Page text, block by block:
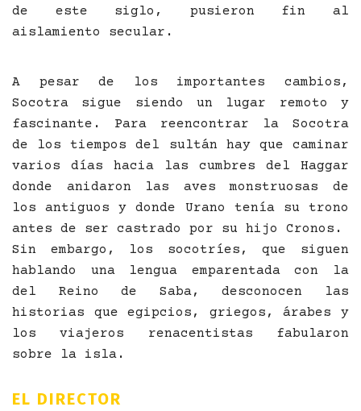
de este siglo, pusieron fin al
aislamiento secular.
A pesar de los importantes cambios,
Socotra sigue siendo un lugar remoto y
fascinante. Para reencontrar la Socotra
de los tiempos del sultán hay que caminar
varios días hacia las cumbres del Haggar
donde anidaron las aves monstruosas de
los antiguos y donde Urano tenía su trono
antes de ser castrado por su hijo Cronos.
Sin embargo, los socotríes, que siguen
hablando una lengua emparentada con la
del Reino de Saba, desconocen las
historias que egipcios, griegos, árabes y
los viajeros renacentistas fabularon
sobre la isla.
EL DIRECTOR